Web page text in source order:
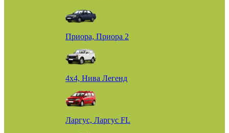
Приора, Приора 2
4х4, Нива Легенд
Ларгус, Ларгус FL